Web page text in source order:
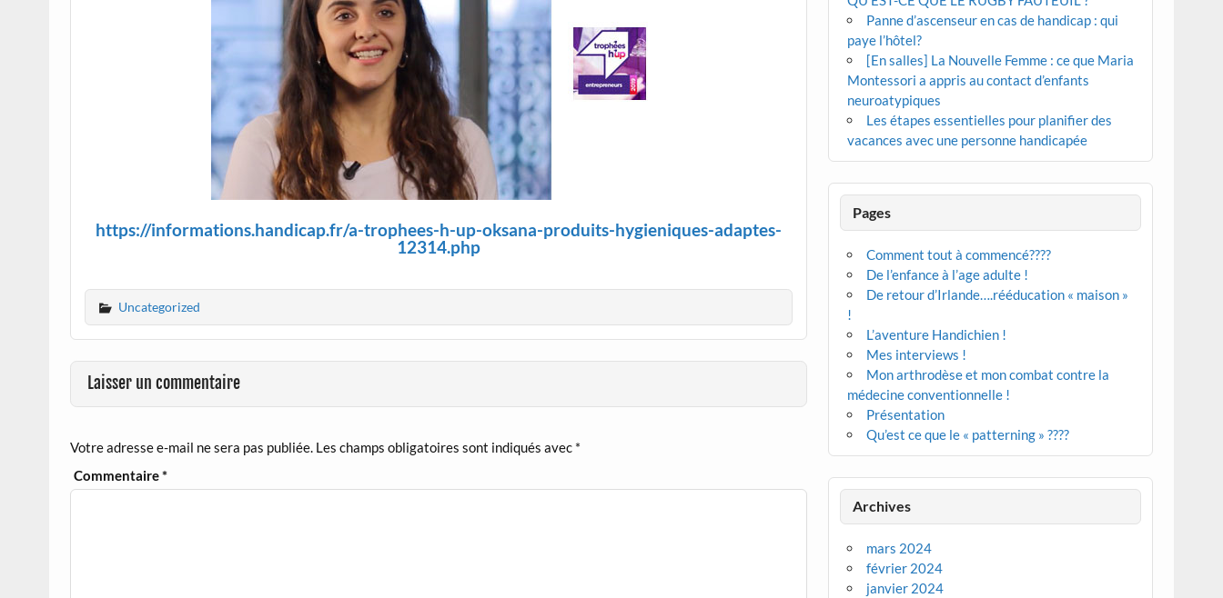
https://informations.handicap.fr/a-trophees-h-up-oksana-produits-hygieniques-adaptes-
12314.php
Uncategorized
Laisser un commentaire
Votre adresse e-mail ne sera pas publiée. Les champs obligatoires sont indiqués avec *
Commentaire*
Panne d’ascenseur en cas de handicap : qui
paye l’hôtel?
[En salles] La Nouvelle Femme : ce que Maria
Montessori a appris au contact d’enfants
neuroatypiques
Les étapes essentielles pour planifier des
vacances avec une personne handicapée
Pages
Comment tout à commencé????
De l’enfance à l’age adulte !
De retour d’Irlande….rééducation « maison »
!
L’aventure Handichien !
Mes interviews !
Mon arthrodèse et mon combat contre la
médecine conventionnelle !
Présentation
Qu’est ce que le « patterning » ????
Archives
mars 2024
février 2024
janvier 2024